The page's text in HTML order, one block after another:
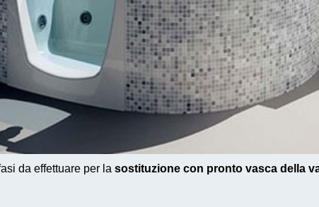
da effettuare per la sostituzione con pronto vasca della